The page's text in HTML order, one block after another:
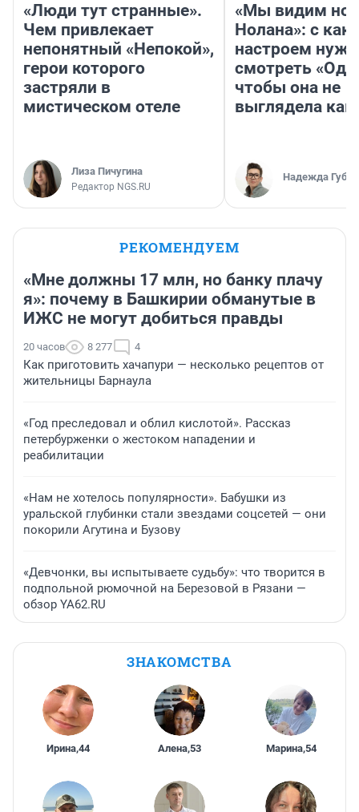
«Люди тут странные».
Чем привлекает
непонятный «Непокой»,
герои которого
застряли в
мистическом отеле
Лиза Пичугина
Редактор NGS.RU
«Мы видим
Нолана»: с
настроем
смотреть
чтобы она не
выглядела как
Надежда
РЕКОМЕНДУЕМ
«Мне должны 17 млн, но банку плачу
я»: почему в Башкирии обманутые в
ИЖС не могут добиться правды
20 часов 8 277 4
Как приготовить хачапури — несколько рецептов от
жительницы Барнаула
«Год преследовал и облил кислотой». Рассказ
петербурженки о жестоком нападении и
реабилитации
«Нам не хотелось популярности». Бабушки из
уральской глубинки стали звездами соцсетей — они
покорили Агутина и Бузову
«Девчонки, вы испытываете судьбу»: что творится в
подпольной рюмочной на Березовой в Рязани —
обзор YA62.RU
ЗНАКОМСТВА
Ирина,44 Алена,53 Марина,54